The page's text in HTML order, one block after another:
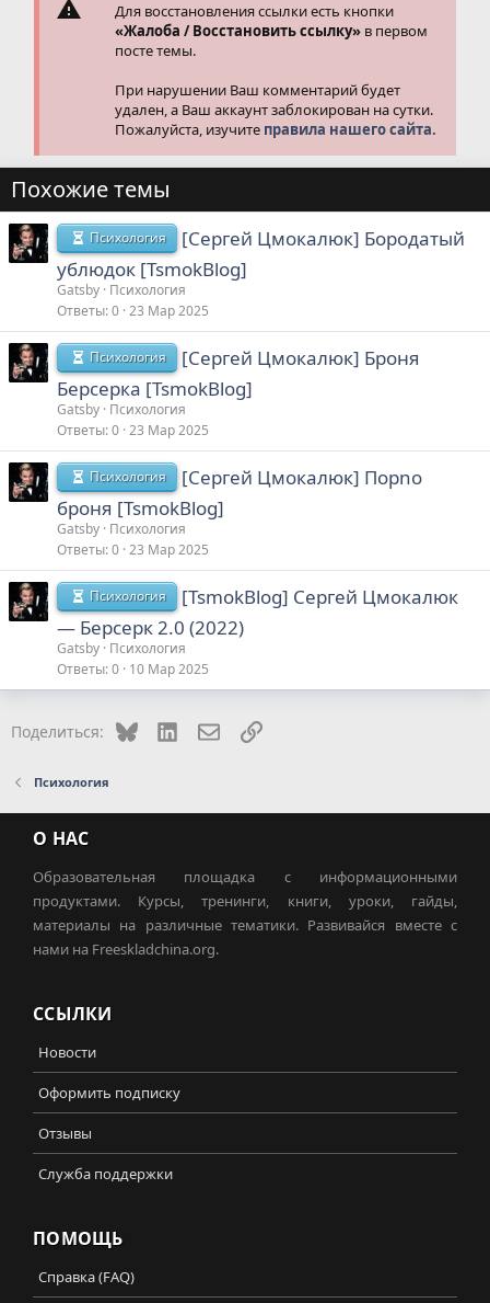
Для восстановления ссылки есть кнопки
«Жалоба / Восстановить ссылку» в первом
посте темы.
При нарушении Ваш комментарий будет
удален, а Ваш аккаунт заблокирован на сутки.
Пожалуйста, изучите правила нашего сайта.
Похожие темы
Психология
[Сергей Цмокалюк] Бородатый
ублюдок [TsmokBlog]
Gatsby Психология
Ответы 0 23 Мар 2025
Психология
[Сергей Цмокалюк] Броня
Берсерка [TsmokBlog]
Gatsby Психология
Ответы 0 23 Мар 2025
Психология
[Сергей Цмокалюк] Порno
броня [TsmokBlog]
Gatsby Психология
Ответы 0 23 Мар 2025
Психология
[TsmokBlog] Сергей Цмокалюк
― Берсерк 2.0 (2022)
Gatsby Психология
Ответы 0 10 Мар 2025
Поделиться: Bluesky LinkedInЭлектронная почта
Ссылка
Психология
О НАС
Образовательная площадка с информационными
продуктами. Курсы, тренинги, книги, уроки, гайды,
материалы на различные тематики. Развивайся вместе с
нами на Freeskladchina.org.
ССЫЛКИ
Новости
Оформить подписку
Отзывы
Служба поддержки
ПОМОЩЬ
Справка (FAQ)